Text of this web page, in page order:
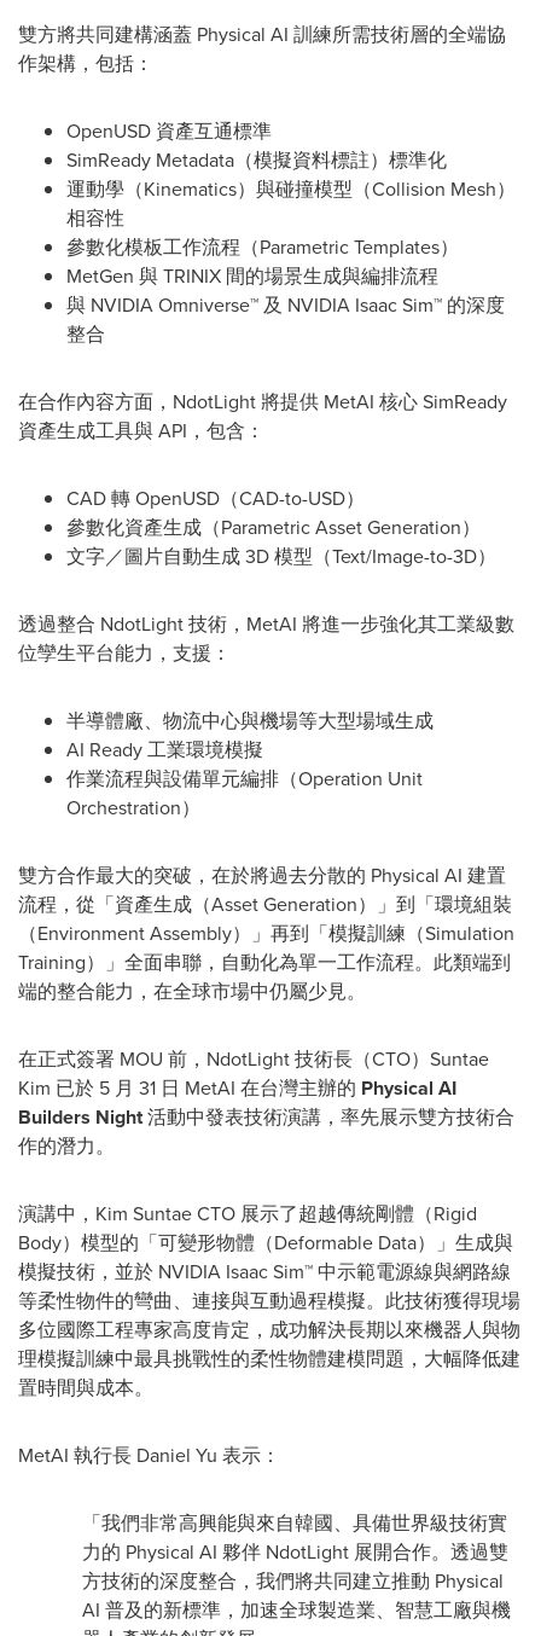
雙方將共同建構涵蓋 Physical AI 訓練所需技術層的全端協
作架構，包括：
OpenUSD 資產互通標準
SimReady Metadata（模擬資料標註）標準化
運動學（Kinematics）與碰撞模型（Collision Mesh）
相容性
參數化模板工作流程（Parametric Templates）
MetGen 與 TRINIX 間的場景生成與編排流程
與 NVIDIA Omniverse™ 及 NVIDIA Isaac Sim™ 的深度
整合
在合作內容方面，NdotLight 將提供 MetAI 核心 SimReady
資產生成工具與 API，包含：
CAD 轉 OpenUSD（CAD-to-USD）
參數化資產生成（Parametric Asset Generation）
文字／圖片自動生成 3D 模型（Text/Image-to-3D）
透過整合 NdotLight 技術，MetAI 將進一步強化其工業級數
位孿生平台能力，支援：
半導體廠、物流中心與機場等大型場域生成
AI Ready 工業環境模擬
作業流程與設備單元編排（Operation Unit
Orchestration）
雙方合作最大的突破，在於將過去分散的 Physical AI 建置
流程，從「資產生成（Asset Generation）」到「環境組裝
（Environment Assembly）」再到「模擬訓練（Simulation
Training）」全面串聯，自動化為單一工作流程。此類端到
端的整合能力，在全球市場中仍屬少見。
在正式簽署 MOU 前，NdotLight 技術長（CTO） Suntae
Kim 已於 5 月 31 日 MetAI 在台灣主辦的 Physical AI
Builders Night活動中發表技術演講，率先展示雙方技術合
作的潛力。
演講中，Kim Suntae CTO 展示了超越傳統剛體（Rigid
Body）模型的「可變形物體（Deformable Data）」生成與
模擬技術，並於 NVIDIA Isaac Sim™ 中示範電源線與網路線
等柔性物件的彎曲、連接與互動過程模擬。此技術獲得現場
多位國際工程專家高度肯定，成功解決長期以來機器人與物
理模擬訓練中最具挑戰性的柔性物體建模問題，大幅降低建
置時間與成本。
MetAI 執行長 Daniel Yu 表示：
「我們非常高興能與來自韓國、具備世界級技術實
力的 Physical AI 夥伴 NdotLight 展開合作。透過雙
方技術的深度整合，我們將共同建立推動 Physical
AI 普及的新標準，加速全球製造業、智慧工廠與機